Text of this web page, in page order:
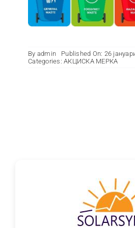
Контакт
By admin
Published On: 26
Categories:АКЦИСКА МЕРКА